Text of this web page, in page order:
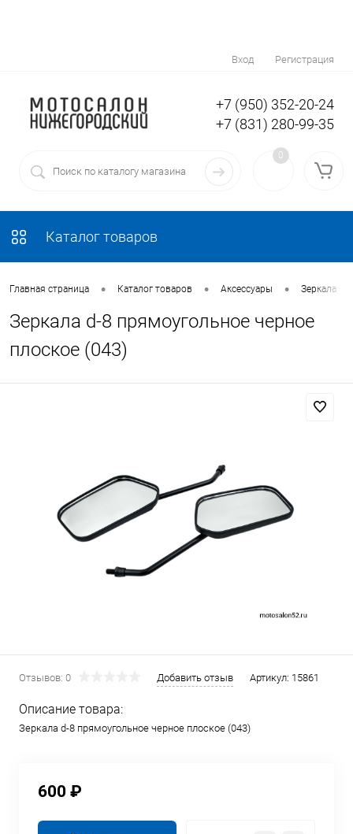
Вход Регистрация
+7 (950) 352-20-24
+7 (831) 280-99-35
0
Каталог товаров
Главная страница • Каталог товаров • Аксессуары • Зеркала
Зеркала d-8 прямоугольное черное
плоское (043)
Отзывов: 0 Добавить отзыв Артикул: 15861
Описание товара:
Зеркала d-8 прямоугольное черное плоское (043)
600 ₽